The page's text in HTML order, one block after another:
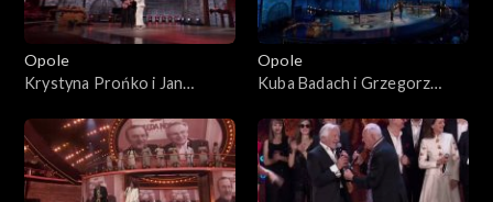
Opole
Krystyna Prońko i Jan
domu”. 62. KFPP: „Małe
tęsknoty – koncert pamięci
Wojciecha Trzcińskiego”
Opole
Kuba Badach i Grzegorz
KFPP: „Małe tęsknoty –
koncert pamięci Wojciecha
Trzcińskiego”